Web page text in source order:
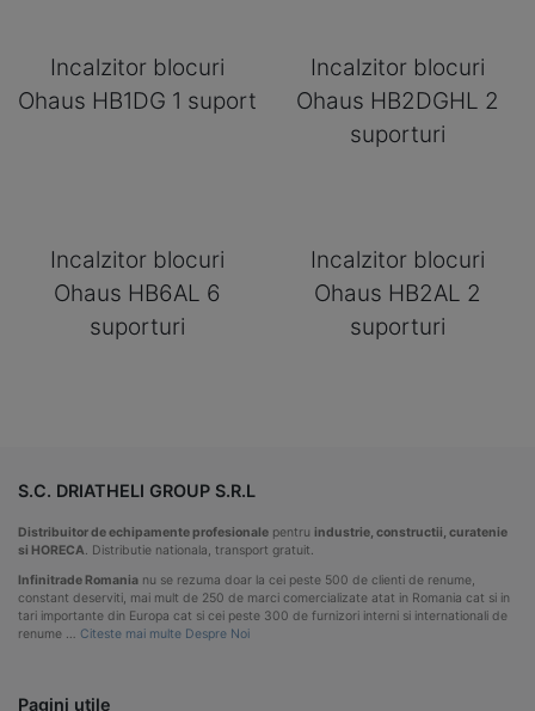
Incalzitor blocuri
Ohaus HB1DG 1 suport
Incalzitor blocuri
Ohaus HB2DGHL 2
suporturi
Incalzitor blocuri
Ohaus HB6AL 6
suporturi
Incalzitor blocuri
Ohaus HB2AL 2
suporturi
S.C. DRIATHELI GROUP S.R.L
Distribuitor de echipamente profesionale pentru industrie, constructii, curatenie
si HORECA . Distributie nationala, transport gratuit.
Infinitrade Romania nu se rezuma doar la cei peste 500 de clienti de renume,
constant deserviti, mai mult de 250 de marci comercializate atat in Romania cat si in
tari importante din Europa cat si cei peste 300 de furnizori interni si internationali de
renume … Citeste mai multe Despre Noi
Pagini utile